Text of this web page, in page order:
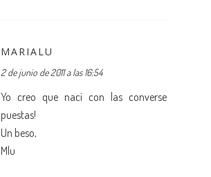
MARIALU
2 de junio de 2011 a las 16:54
Yo creo que nací con las converse
puestas!
Un beso,
Mlu